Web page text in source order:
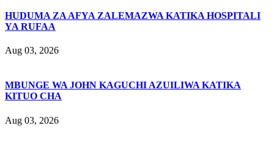
HUDUMA ZA AFYA ZALEMAZWA KATIKA HOSPITALI
YA RUFAA
Aug 03, 2026
MBUNGE WA JOHN KAGUCHI AZUILIWA KATIKA
KITUO CHA
Aug 03, 2026